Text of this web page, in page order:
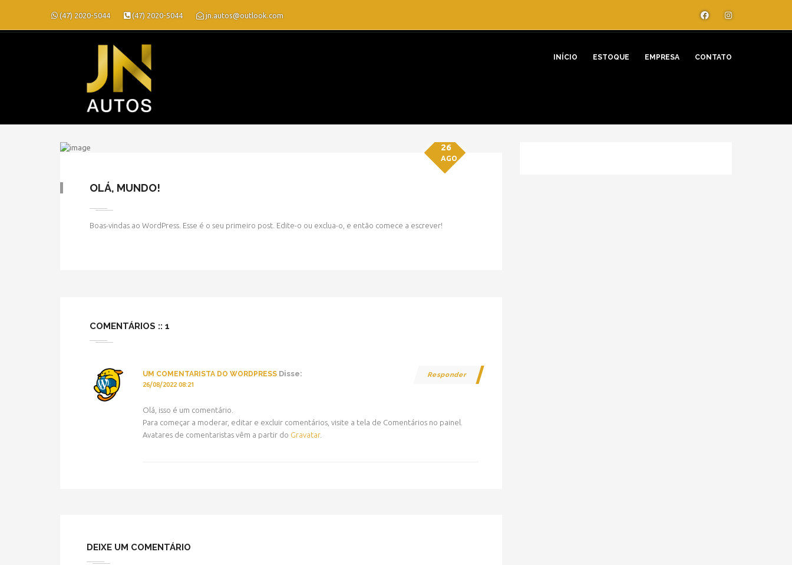
(47) 2020-5044 (47) 2020-5044 jn.autos@outlook.com
INÍCIO ESTOQUE EMPRESA CONTATO
OLÁ, MUNDO!
26
AGO
Boas-vindas ao WordPress. Esse é o seu primeiro post. Edite-o ou exclua-o, e então comece a escrever!
COMENTÁRIOS :: 1
UM COMENTARISTA DO WORDPRESS Disse:
26/08/2022 08:21
Olá, isso é um comentário.
Para começar a moderar, editar e excluir comentários, visite a tela de Comentários no painel.
Avatares de comentaristas vêm a partir do Gravatar.
Responder
DEIXE UM COMENTÁRIO